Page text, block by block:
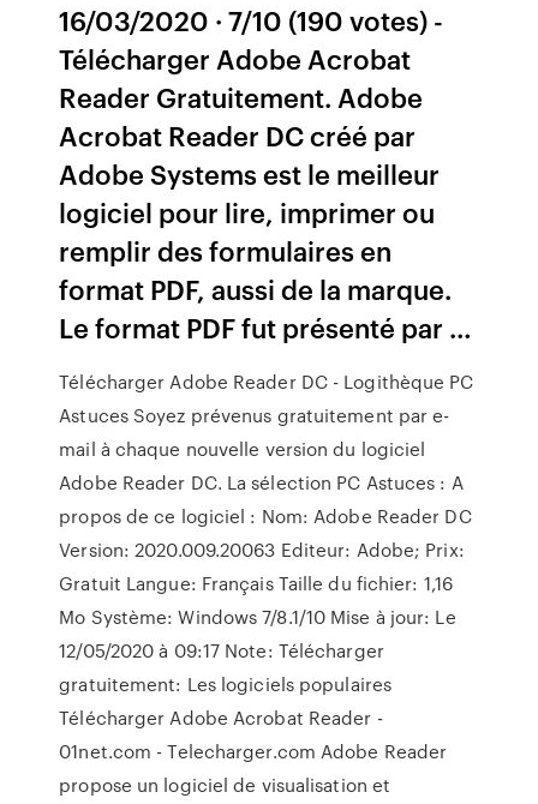
16/03/2020 · 7/10 (190 votes) -
Télécharger Adobe Acrobat
Reader Gratuitement. Adobe
Acrobat Reader DC créé par
Adobe Systems est le meilleur
logiciel pour lire, imprimer ou
remplir des formulaires en
format PDF, aussi de la marque.
Le format PDF fut présenté par …
Télécharger Adobe Reader DC - Logithèque PC
Astuces Soyez prévenus gratuitement par e-
mail à chaque nouvelle version du logiciel
Adobe Reader DC. La sélection PC Astuces : A
propos de ce logiciel : Nom: Adobe Reader DC
Version: 2020.009.20063 Editeur: Adobe; Prix:
Gratuit Langue: Français Taille du fichier: 1,16
Mo Système: Windows 7/8.1/10 Mise à jour: Le
12/05/2020 à 09:17 Note: Télécharger
gratuitement: Les logiciels populaires
Télécharger Adobe Acrobat Reader -
01net.com - Telecharger.com Adobe Reader
propose un logiciel de visualisation et